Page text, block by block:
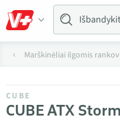
Marškinėliai ilgomis
CUBE
CUBE ATX